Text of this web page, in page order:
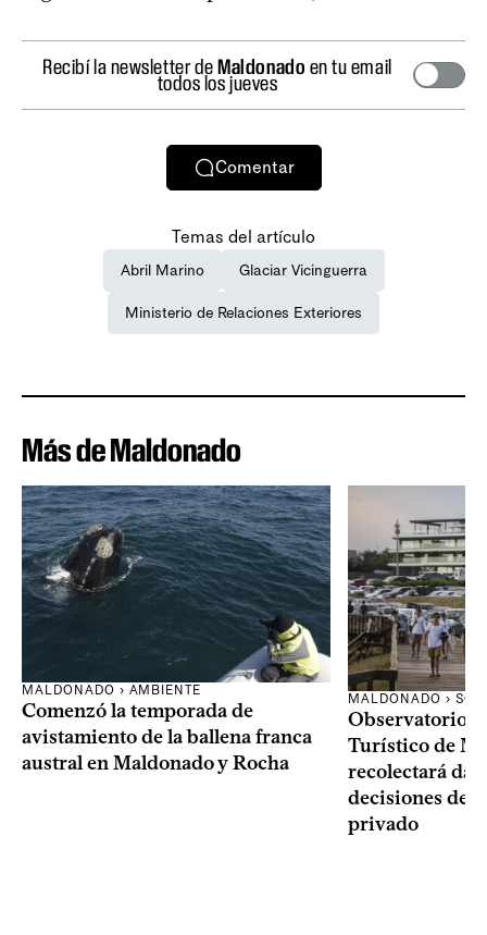
Recibí la newsletter deMaldonado en tu email
todos los jueves
Comentar
Temas del artículo
Abril Marino Glaciar Vicinguerra
Ministerio de Relaciones Exteriores
Más de Maldonado
MALDONADO › AMBIENTE
Comenzó la temporada de
avistamiento de la ballena franca
austral en Maldonado y Rocha
MALDONADO ›
Observatorio
Turístico de
recolectará
decisiones del
privado